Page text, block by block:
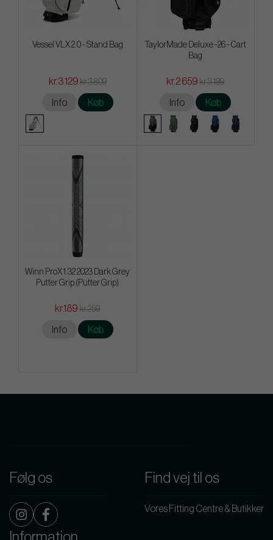
Vessel VLX 2.0 - Stand Bag
kr.3 129 kr.3 809
Info Køb
TaylorMade Deluxe -26 - Cart
Bag
kr.2 659 kr.3 199
Info Køb
Winn ProX 1.32 2023 Dark Grey
Putter Grip (Putter Grip)
kr.189 kr.259
Info Køb
Følg os Find vej til os
Vores Fitting Centre & Butikker
Information